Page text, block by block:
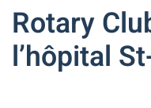
Rotary
l’hôpital